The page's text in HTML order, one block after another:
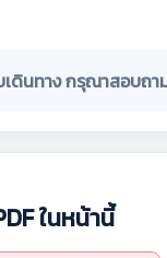
เดินทาง กรุณาสอบถา
ในหน้านี้